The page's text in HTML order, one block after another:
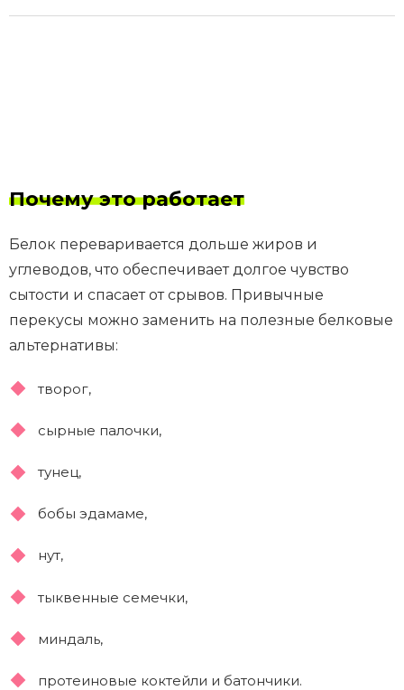
Почему это работает
Белок переваривается дольше жиров и
углеводов, что обеспечивает долгое чувство
сытости и спасает от срывов. Привычные
перекусы можно заменить на полезные белковые
альтернативы:
творог,
сырные палочки,
тунец,
бобы эдамаме,
нут,
тыквенные семечки,
миндаль,
протеиновые коктейли и батончики.